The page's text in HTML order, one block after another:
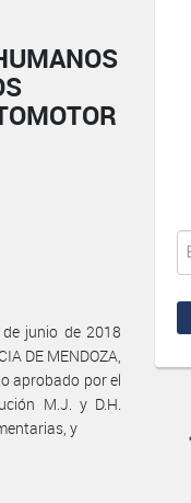
junio de 2018
DE MENDOZA,
aprobado por el
M.J. y D.H.
y